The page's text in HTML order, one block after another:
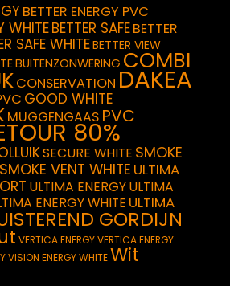
BETTER ENERGY PVC
WHITEBETTER SAFEBETTER
SAFE WHITEBETTER VIEW
BUITENZONWERING COMBI
CONSERVATION DAKEA
GOOD WHITE
MUGGENGAAS PVC
80%
SECURE WHITE SMOKE
SMOKE VENT WHITE ULTIMA
ULTIMA ENERGYULTIMA
ENERGY WHITE ULTIMA
GORDIJN
VERTICA ENERGYVERTICA ENERGY
VISION ENERGY WHITEWit